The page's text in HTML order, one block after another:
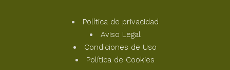
Política de privacidad
Aviso Legal
Condiciones de Uso
Política de Cookies